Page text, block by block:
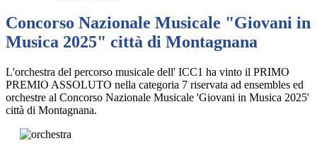
Concorso Nazionale Musicale "Giovani in
Musica 2025" città di Montagnana
L'orchestra del percorso musicale dell' ICC1 ha vinto il PRIMO
PREMIO ASSOLUTO nella categoria 7 riservata ad ensembles ed
orchestre al Concorso Nazionale Musicale 'Giovani in Musica 2025'
città di Montagnana.